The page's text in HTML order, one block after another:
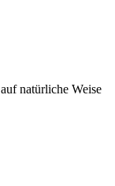
natürliche Weise